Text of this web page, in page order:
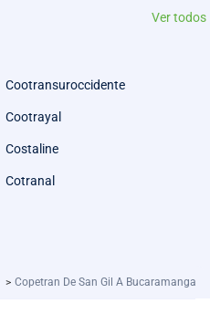
Ver todos
Cootransuroccidente
Cootrayal
Costaline
Cotranal
> Copetran De San Gil A Bucaramanga